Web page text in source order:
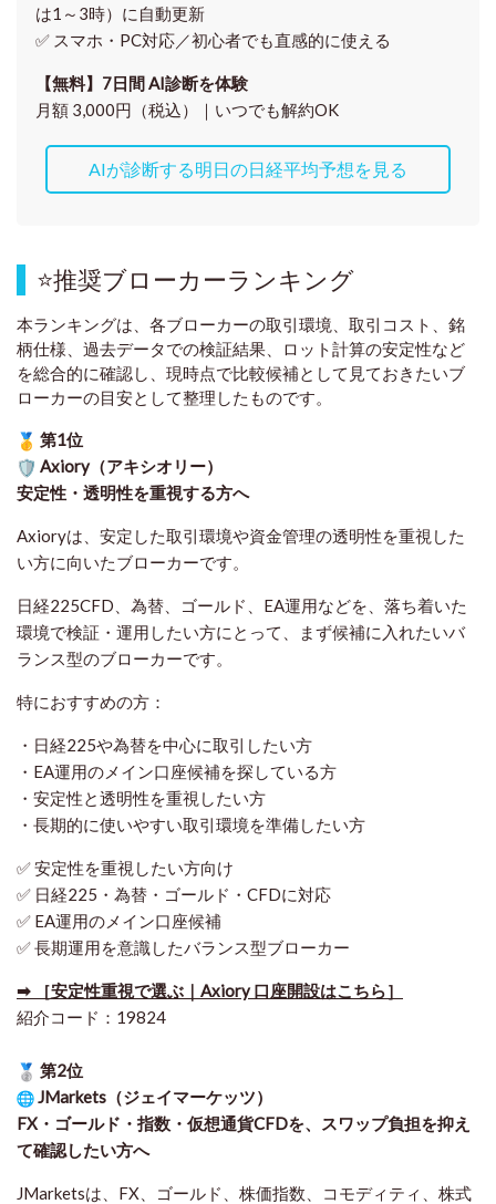
は1～3時）に自動更新
✅ スマホ・PC対応／初心者でも直感的に使える
【無料】7日間 AI診断を体験
月額 3,000円（税込）｜いつでも解約OK
AIが診断する明日の日経平均予想を見る
⭐推奨ブローカーランキング
本ランキングは、各ブローカーの取引環境、取引コスト、銘
柄仕様、過去データでの検証結果、ロット計算の安定性など
を総合的に確認し、現時点で比較候補として見ておきたいブ
ローカーの目安として整理したものです。
第1位
Axiory（アキシオリー）
安定性・透明性を重視する方へ
Axioryは、安定した取引環境や資金管理の透明性を重視した
い方に向いたブローカーです。
日経225CFD、為替、ゴールド、EA運用などを、落ち着いた
環境で検証・運用したい方にとって、まず候補に入れたいバ
ランス型のブローカーです。
特におすすめの方：
・日経225や為替を中心に取引したい方
・EA運用のメイン口座候補を探している方
・安定性と透明性を重視したい方
・長期的に使いやすい取引環境を準備したい方
✅ 安定性を重視したい方向け
✅ 日経225・為替・ゴールド・CFDに対応
✅ EA運用のメイン口座候補
✅ 長期運用を意識したバランス型ブローカー
➡ ［安定性重視で選ぶ｜Axiory 口座開設はこちら］
紹介コード：19824
第2位
JMarkets（ジェイマーケッツ）
FX・ゴールド・指数・仮想通貨CFDを、スワップ負担を抑え
て確認したい方へ
JMarketsは、FX、ゴールド、株価指数、コモディティ、株式